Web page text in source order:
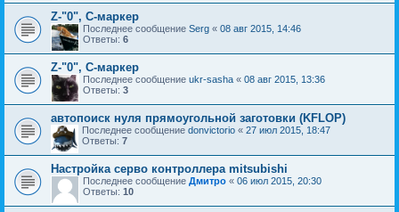
Z-"0", С-маркер
Последнее сообщение Serg « 08 авг 2015, 14:46
Ответы: 6
Z-"0", C-маркер
Последнее сообщение ukr-sasha « 08 авг 2015, 13:36
Ответы: 3
автопоиск нуля прямоугольной заготовки (KFLOP)
Последнее сообщение donvictorio « 27 июл 2015, 18:47
Ответы: 7
Настройка серво контроллера mitsubishi
Последнее сообщение Дмитро « 06 июл 2015, 20:30
Ответы: 10